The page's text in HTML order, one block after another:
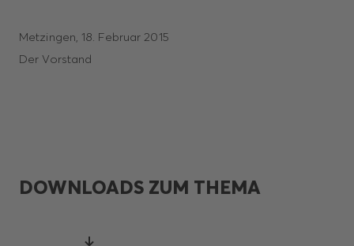
Metzingen, 18. Februar 2015
Der Vorstand
DOWNLOADS ZUM THEMA